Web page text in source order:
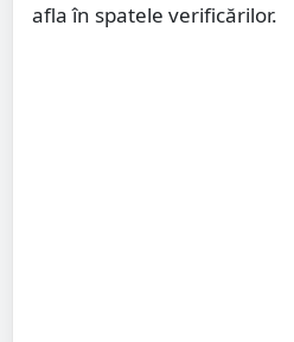
afla în spatele verificărilor.